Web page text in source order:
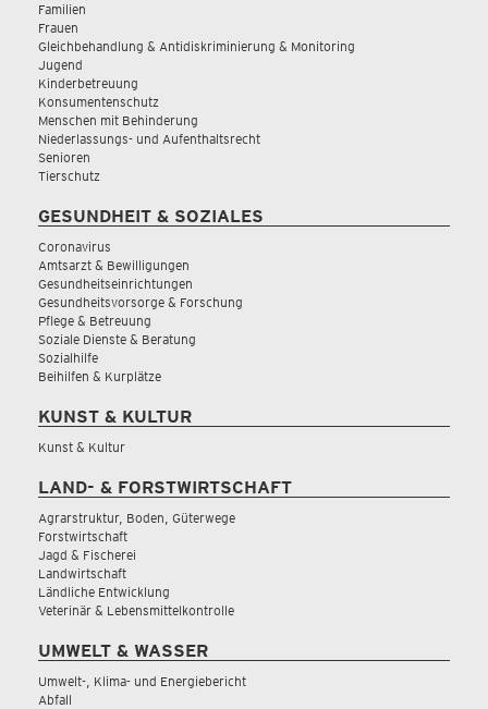
Familien
Frauen
Gleichbehandlung & Antidiskriminierung & Monitoring
Jugend
Kinderbetreuung
Konsumentenschutz
Menschen mit Behinderung
Niederlassungs- und Aufenthaltsrecht
Senioren
Tierschutz
GESUNDHEIT & SOZIALES
Coronavirus
Amtsarzt & Bewilligungen
Gesundheitseinrichtungen
Gesundheitsvorsorge & Forschung
Pflege & Betreuung
Soziale Dienste & Beratung
Sozialhilfe
Beihilfen & Kurplätze
KUNST & KULTUR
Kunst & Kultur
LAND- & FORSTWIRTSCHAFT
Agrarstruktur, Boden, Güterwege
Forstwirtschaft
Jagd & Fischerei
Landwirtschaft
Ländliche Entwicklung
Veterinär & Lebensmittelkontrolle
UMWELT & WASSER
Umwelt-, Klima- und Energiebericht
Abfall